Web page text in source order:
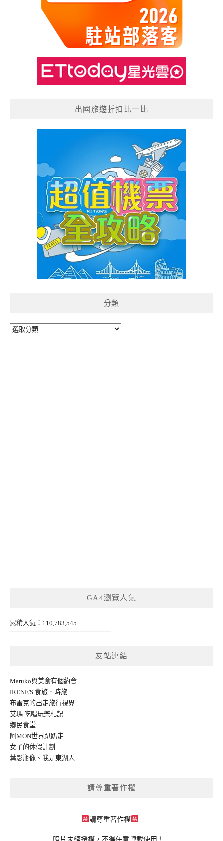
出國旅遊折扣比一比
分類
分
GA4瀏覽人氣
累積人氣：110,783,545
友站連結
Maruko與美食有個約會
IRENE'S 食旅．時旅
布雷克的出走旅行視界
艾瑪 吃喝玩樂札記
鄉民食堂
阿MON世界趴趴走
女子的休假計劃
葉影瓶像 、 我是東湖人
請尊重著作權
請尊重著作權
照片未經授權，不得任意轉載使用！